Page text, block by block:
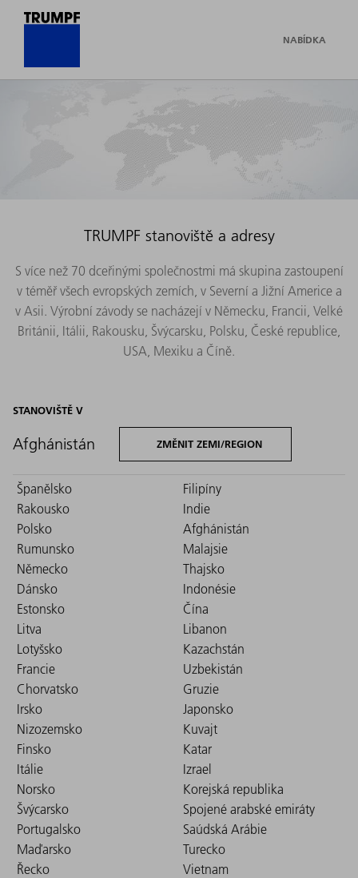
NABÍDKA
TRUMPF stanoviště a adresy
S více než 70 dceřinými společnostmi má skupina zastoupení
v téměř všech evropských zemích, v Severní a Jižní Americe a
v Asii. Výrobní závody se nacházejí v Německu, Francii, Velké
Británii, Itálii, Rakousku, Švýcarsku, Polsku, České republice,
USA, Mexiku a Číně.
STANOVIŠTĚ V
Afghánistán ZMĚNIT ZEMI/REGION
Španělsko
Rakousko
Polsko
Rumunsko
Německo
Dánsko
Estonsko
Litva
Lotyšsko
Francie
Chorvatsko
Irsko
Nizozemsko
Finsko
Itálie
Norsko
Švýcarsko
Portugalsko
Maďarsko
Řecko
Filipíny
Indie
Afghánistán
Malajsie
Thajsko
Indonésie
Čína
Libanon
Kazachstán
Uzbekistán
Gruzie
Japonsko
Kuvajt
Katar
Izrael
Korejská republika
Spojené arabské emiráty
Saúdská Arábie
Turecko
Vietnam